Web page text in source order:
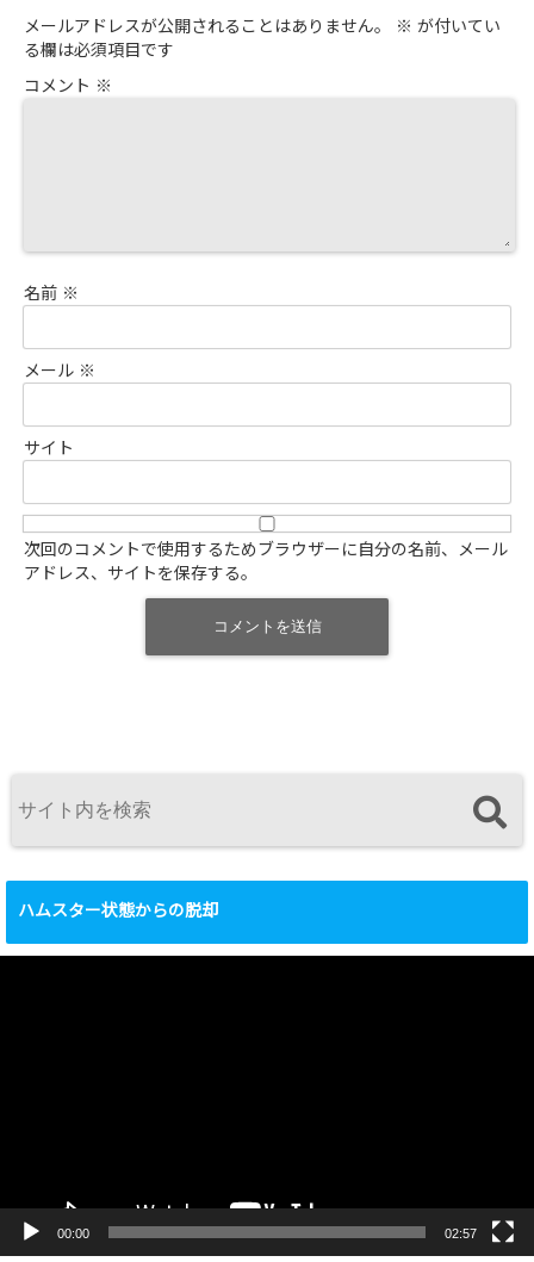
メールアドレスが公開されることはありません。 ※ が付いてい
る欄は必須項目です
コメント ※
名前 ※
メール ※
サイト
次回のコメントで使用するためブラウザーに自分の名前、メール
アドレス、サイトを保存する。
ハムスター状態からの脱却
00:00 02:57